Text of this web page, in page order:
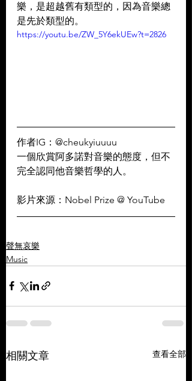
樂，是超越舊有類型的，因為音樂總
是先於類型的。
https://youtu.be/ZW_5Y6ekUEw?t=2826
作者IG：@cheukyiuuuu
一個欣賞阿多諾對音樂的態度，但不
完全認同他音樂哲學的人。
影片來源：Nobel Prize @ YouTube
聲無哀樂
Music
相關文章 查看全部